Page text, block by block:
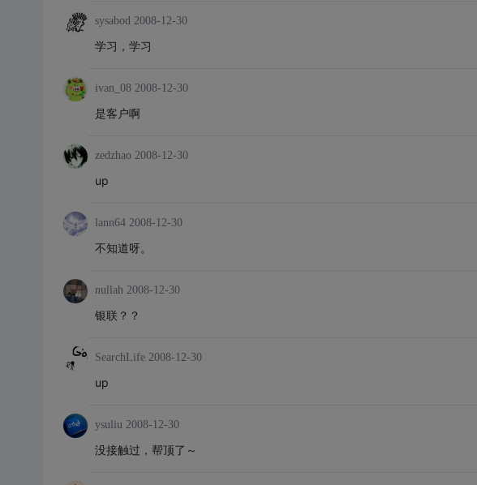
sysabod 2008-12-30
学习，学习
ivan_08 2008-12-30
是客户啊
zedzhao 2008-12-30
up
lann64 2008-12-30
不知道呀。
nullah 2008-12-30
银联？？
SearchLife 2008-12-30
up
ysuliu 2008-12-30
没接触过，帮顶了～